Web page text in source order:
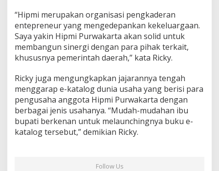
“Hipmi merupakan organisasi pengkaderan
entepreneur yang mengedepankan kekeluargaan.
Saya yakin Hipmi Purwakarta akan solid untuk
membangun sinergi dengan para pihak terkait,
khususnya pemerintah daerah,” kata Ricky.
Ricky juga mengungkapkan jajarannya tengah
menggarap e-katalog dunia usaha yang berisi para
pengusaha anggota Hipmi Purwakarta dengan
berbagai jenis usahanya. “Mudah-mudahan ibu
bupati berkenan untuk melaunchingnya buku e-
katalog tersebut,” demikian Ricky.
Follow Us